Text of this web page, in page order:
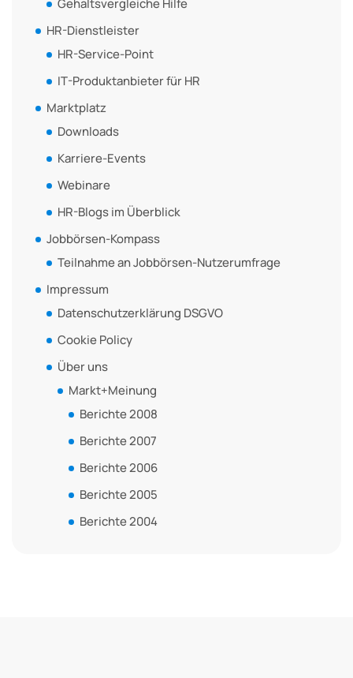
HR-Dienstleister
HR-Service-Point
IT-Produktanbieter für HR
Marktplatz
Downloads
Karriere-Events
Webinare
HR-Blogs im Überblick
Jobbörsen-Kompass
Teilnahme an Jobbörsen-Nutzerumfrage
Impressum
Datenschutzerklärung DSGVO
Cookie Policy
Über uns
Markt+Meinung
Berichte 2008
Berichte 2007
Berichte 2006
Berichte 2005
Berichte 2004